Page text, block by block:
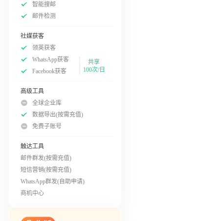
智能搜邮
邮件检测
社媒获客
领英获客
WhatsApp获客
Facebook获客
共享
100次/日
高级工具
全球企业库
数据导出(按需充值)
免费子账号
触达工具
邮件群发(按需充值)
短信营销(按需充值)
WhatsApp群发(自助申请)
商机中心